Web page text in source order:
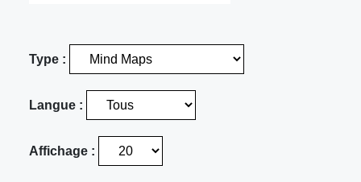
Type :
Langue :
Affichage :